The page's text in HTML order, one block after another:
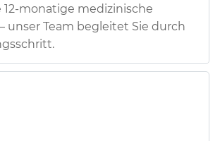
12-monatige medizinische
unser Team begleitet Sie durch